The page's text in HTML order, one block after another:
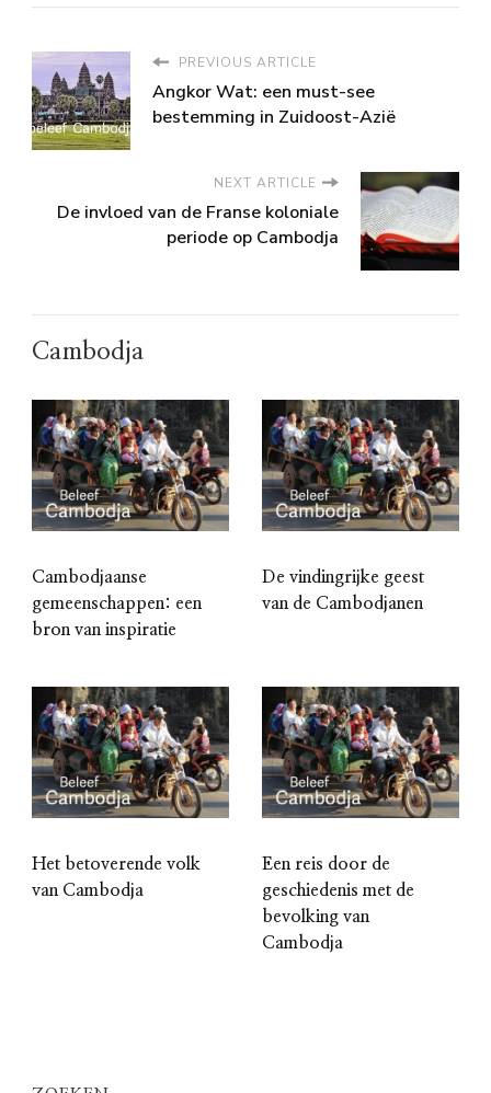
PREVIOUS ARTICLE
Angkor Wat: een must-see
bestemming in Zuidoost-Azië
NEXT ARTICLE
De invloed van de Franse koloniale
periode op Cambodja
Cambodja
Cambodjaanse
gemeenschappen: een
bron van inspiratie
De vindingrijke geest
van de Cambodjanen
Het betoverende volk
van Cambodja
Een reis door de
geschiedenis met de
bevolking van
Cambodja